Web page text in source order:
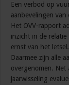
Een verbod op
aanbevelingen
Het OVV-rapport
inzicht in de
ernst van het
Daarmee zijn alle
overgenomen.
jaarwisseling